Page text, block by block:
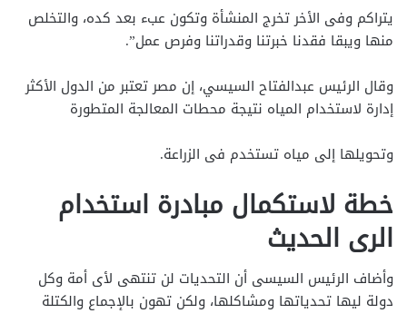
يتراكم وفى الأخر تخرج المنشأة وتكون عبء بعد كده، والتخلص
منها ويبقا فقدنا خبرتنا وقدراتنا وفرص عمل”.
وقال الرئيس عبدالفتاح السيسي، إن مصر تعتبر من الدول الأكثر
إدارة لاستخدام المياه نتيجة محطات المعالجة المتطورة
وتحويلها إلى مياه تستخدم فى الزراعة.
خطة لاستكمال مبادرة استخدام
الرى الحديث
وأضاف الرئيس السيسى أن التحديات لن تنتهى لأى أمة وكل
دولة ليها تحدياتها ومشاكلها، ولكن تهون بالإجماع والكتلة